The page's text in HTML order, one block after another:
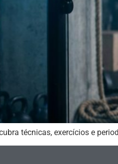
técnicas, exercícios e